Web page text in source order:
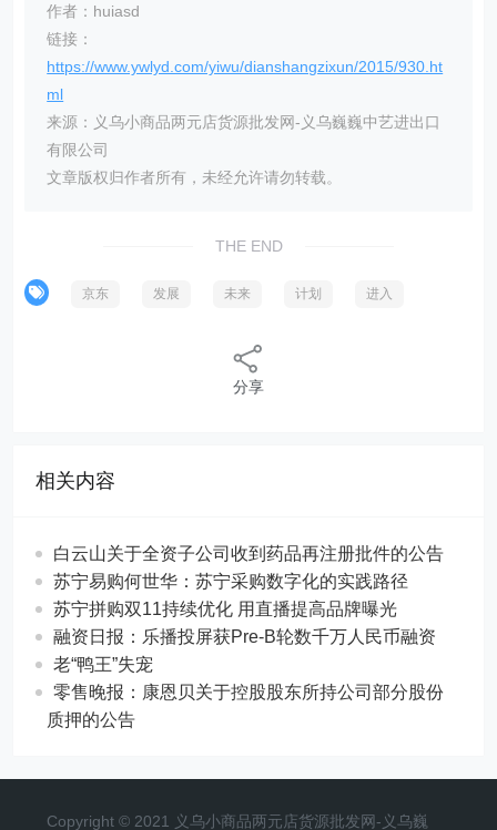
作者：huiasd
链接：
https://www.ywlyd.com/yiwu/dianshangzixun/2015/930.ht
ml
来源：义乌小商品两元店货源批发网-义乌巍巍中艺进出口
有限公司
文章版权归作者所有，未经允许请勿转载。
THE END
京东 发展 未来 计划 进入
分享
相关内容
白云山关于全资子公司收到药品再注册批件的公告
苏宁易购何世华：苏宁采购数字化的实践路径
苏宁拼购双11持续优化 用直播提高品牌曝光
融资日报：乐播投屏获Pre-B轮数千万人民币融资
老“鸭王”失宠
零售晚报：康恩贝关于控股股东所持公司部分股份
质押的公告
Copyright © 2021 义乌小商品两元店货源批发网-义乌巍